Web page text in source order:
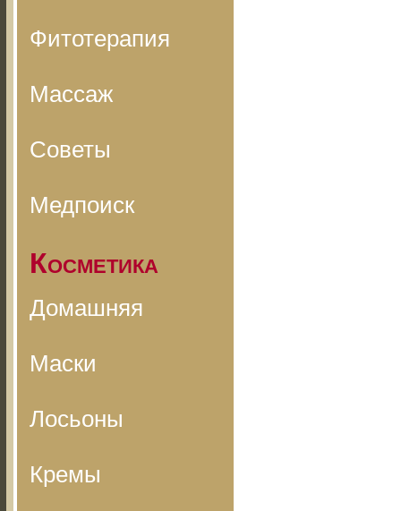
Фитотерапия
Массаж
Советы
Медпоиск
Косметика
Домашняя
Маски
Лосьоны
Кремы